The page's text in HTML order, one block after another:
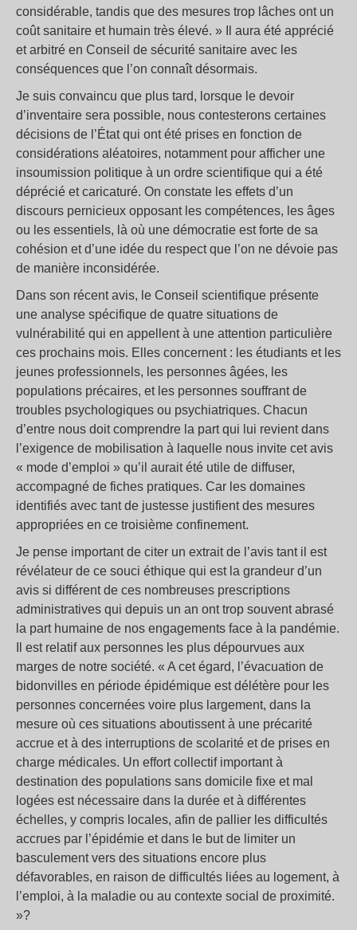
considérable, tandis que des mesures trop lâches ont un
coût sanitaire et humain très élevé. » Il aura été apprécié
et arbitré en Conseil de sécurité sanitaire avec les
conséquences que l’on connaît désormais.
Je suis convaincu que plus tard, lorsque le devoir
d’inventaire sera possible, nous contesterons certaines
décisions de l’État qui ont été prises en fonction de
considérations aléatoires, notamment pour afficher une
insoumission politique à un ordre scientifique qui a été
déprécié et caricaturé. On constate les effets d’un
discours pernicieux opposant les compétences, les âges
ou les essentiels, là où une démocratie est forte de sa
cohésion et d’une idée du respect que l’on ne dévoie pas
de manière inconsidérée.
Dans son récent avis, le Conseil scientifique présente
une analyse spécifique de quatre situations de
vulnérabilité qui en appellent à une attention particulière
ces prochains mois. Elles concernent : les étudiants et les
jeunes professionnels, les personnes âgées, les
populations précaires, et les personnes souffrant de
troubles psychologiques ou psychiatriques. Chacun
d’entre nous doit comprendre la part qui lui revient dans
l’exigence de mobilisation à laquelle nous invite cet avis
« mode d’emploi » qu’il aurait été utile de diffuser,
accompagné de fiches pratiques. Car les domaines
identifiés avec tant de justesse justifient des mesures
appropriées en ce troisième confinement.
Je pense important de citer un extrait de l’avis tant il est
révélateur de ce souci éthique qui est la grandeur d’un
avis si différent de ces nombreuses prescriptions
administratives qui depuis un an ont trop souvent abrasé
la part humaine de nos engagements face à la pandémie.
Il est relatif aux personnes les plus dépourvues aux
marges de notre société. « A cet égard, l’évacuation de
bidonvilles en période épidémique est délétère pour les
personnes concernées voire plus largement, dans la
mesure où ces situations aboutissent à une précarité
accrue et à des interruptions de scolarité et de prises en
charge médicales. Un effort collectif important à
destination des populations sans domicile fixe et mal
logées est nécessaire dans la durée et à différentes
échelles, y compris locales, afin de pallier les difficultés
accrues par l’épidémie et dans le but de limiter un
basculement vers des situations encore plus
défavorables, en raison de difficultés liées au logement, à
l’emploi, à la maladie ou au contexte social de proximité.
»?